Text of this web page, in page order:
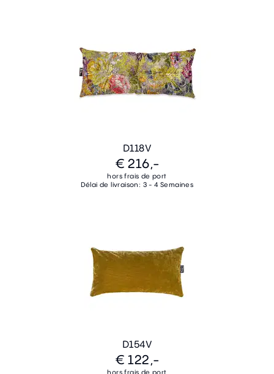
D118V
€ 216,-
hors frais de port
Délai de livraison: 3 - 4 Semaines
D154V
€ 122,-
hors frais de port